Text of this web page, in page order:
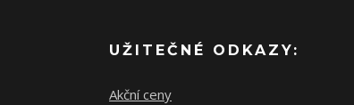
UŽITEČNÉ ODKAZY:
Akční ceny